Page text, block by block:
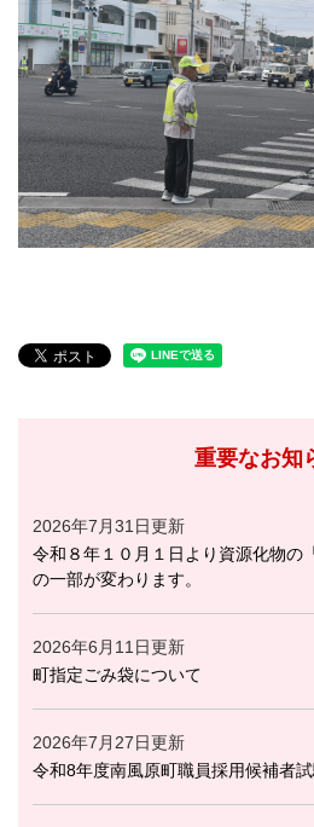
重要なお知
2026年7月31日更新
令和８年１０月１日より資源化物の
の一部が変わります。
2026年6月11日更新
町指定ごみ袋について
2026年7月27日更新
令和8年度南風原町職員採用候補者